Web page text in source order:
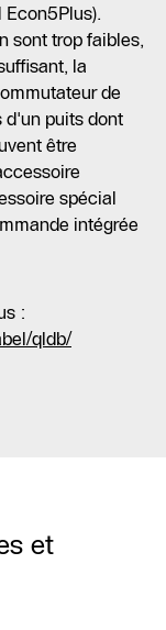
sont trop faibles,
la
de
d'un puits dont
être
spécial
intégrée
:
qldb/
et